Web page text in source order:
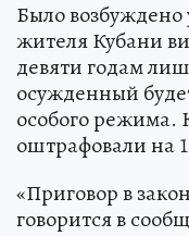
Было возбуждено
жителя Кубани
девяти годам
осужденный
особого режима.
оштрафовали на
«Приговор в
говорится в